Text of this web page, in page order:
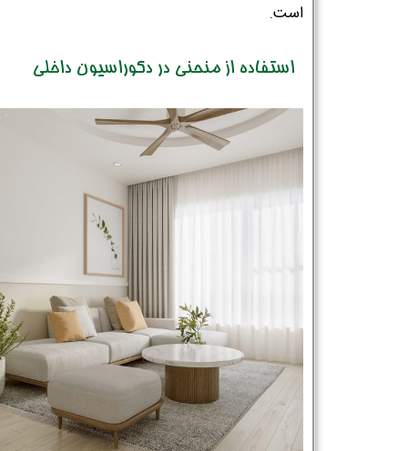
است.
استفاده از منحنی در دکوراسیون داخلی